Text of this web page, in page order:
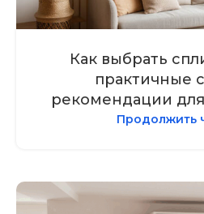
Как выбрать
практичные
рекомендации
Продолжить